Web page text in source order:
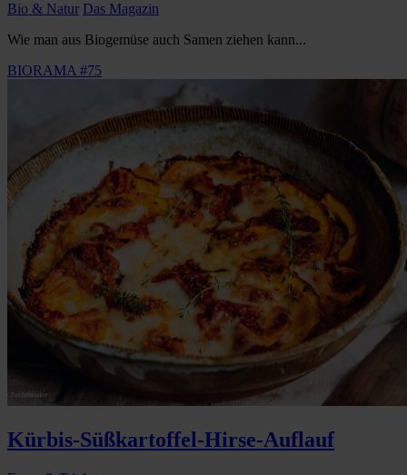
Bio & Natur Das Magazin
Wie man aus Biogemüse auch Samen ziehen kann...
BIORAMA #75
Kürbis-Süßkartoffel-Hirse-Auflauf